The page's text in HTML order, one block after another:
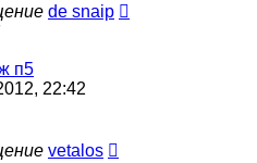
de snaip
п5
22:42
vetalos